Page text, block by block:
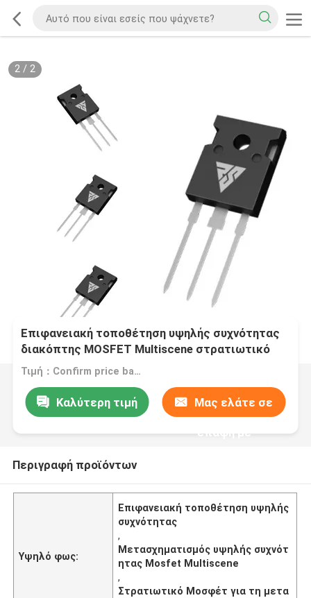
2/ 2
Επιφανειακή τοποθέτηση υψηλής συχνότητας
διακόπτης MOSFET Multiscene στρατιωτικό
πρότυπο
Τιμή：Confirm price based on product
Καλύτερη τιμή Μας ελάτε σε
επαφή με
Περιγραφή προϊόντων
Υψηλό φως:
Επιφανειακή τοποθέτηση υψηλής
συχνότητας
,
Μετασχηματισμός υψηλής συχνότ
ητας Mosfet Multiscene
,
Στρατιωτικό Μοσφέτ για τη μετα